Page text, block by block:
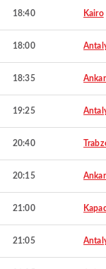
18:40 Kairo
18:00
18:35
19:25
20:40
20:15
21:00
21:05